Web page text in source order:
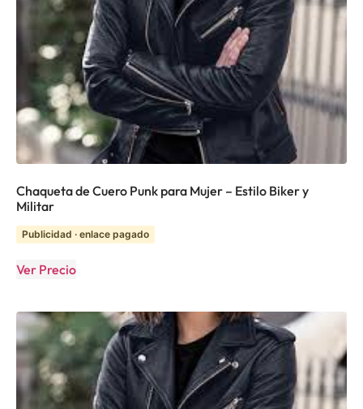
Chaqueta de Cuero Punk para Mujer – Estilo Biker y
Militar
Publicidad · enlace pagado
Ver Precio